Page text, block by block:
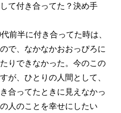
て付き合ってた？決め手
前半に付き合ってた時は、
で、なかなかおおっぴろに
りできなかった。今のこの
が、ひとりの人間として、
合ってたときに見えなかっ
人のことを幸せにしたい